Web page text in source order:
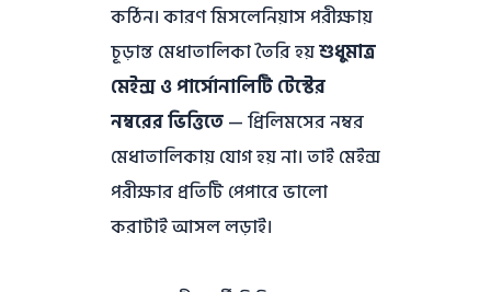
কঠিন। কারণ মিসলেনিয়াস পরীক্ষায়
চূড়ান্ত মেধাতালিকা তৈরি হয়শুধুমাত্র
মেইন্স ও পার্সোনালিটি টেস্টের
নম্বরের ভিত্তিতে— প্রিলিমসের নম্বর
মেধাতালিকায় যোগ হয় না। তাই মেইন্স
পরীক্ষার প্রতিটি পেপারে ভালো
করাটাই আসল লড়াই।